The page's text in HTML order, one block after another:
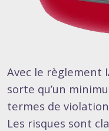
Avec le règlement
sorte qu’un
termes de
Les risques sont